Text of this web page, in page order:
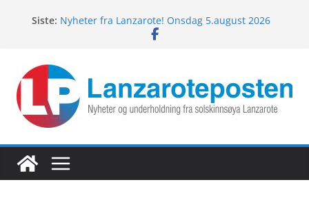
Siste: Nyheter fra Lanzarote! Onsdag 5.august 2026
Nyheter fra Lanzarote! Mandag 10.august 2026
Nyheter fra Lanzarote! Torsdag 6.august 2026